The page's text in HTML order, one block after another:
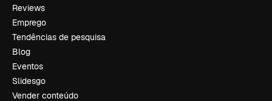
Reviews
Emprego
Tendências de pesquisa
Blog
Eventos
Slidesgo
Vender conteúdo